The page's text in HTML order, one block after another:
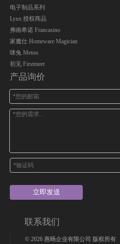
电子制品系列
Lynx 授权商品
弗南希诺 Francasino
家魔仕 Homeware Magician
咪兔 Metoo
初见 Firstmeet
产品询价
立即发送
联系我们
© 2026 惠旸企业有限公司 版权所有